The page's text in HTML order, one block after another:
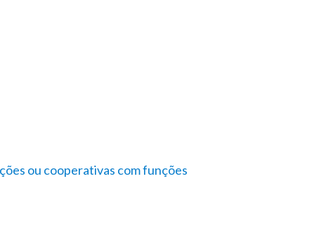
ou cooperativas com funções